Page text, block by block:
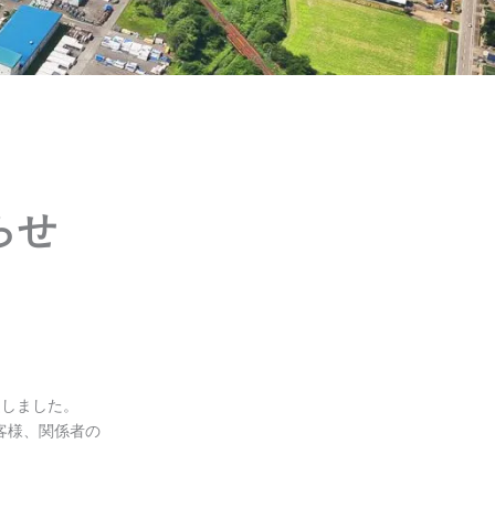
せ
ました。
様、関係者の